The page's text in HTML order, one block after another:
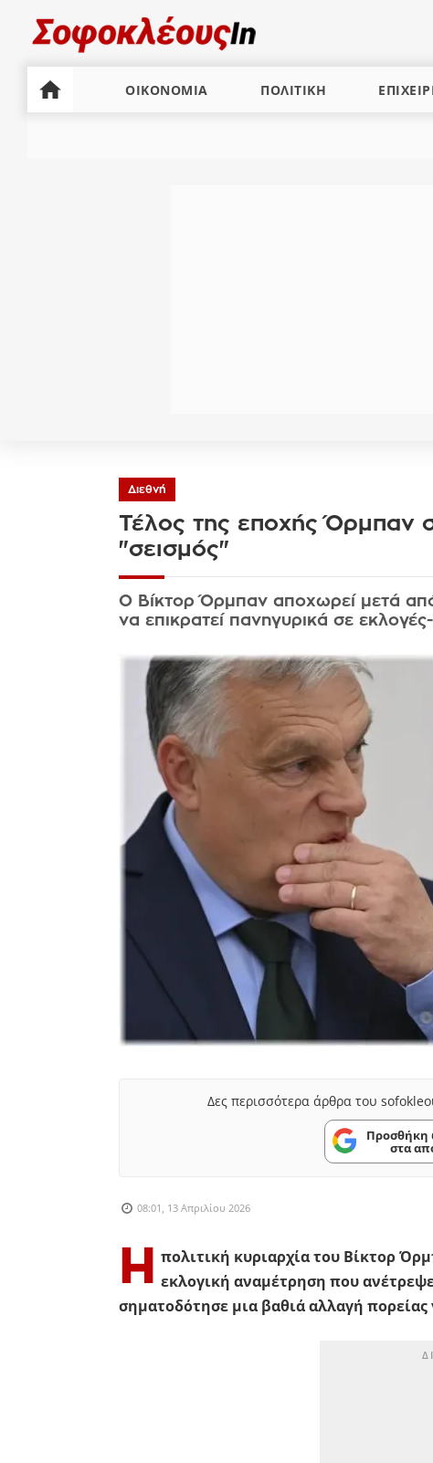
ΟΙΚΟΝΟΜΙΑ ΠΟΛΙΤΙΚΗ
Διεθνή
Τέλος της εποχής Όρμπαν
"σεισμός"
Ο Βίκτορ Όρμπαν αποχωρεί μετά
να επικρατεί πανηγυρικά σε
Δες περισσότερα άρθρα του
Προσθήκη
στα
08:01, 13 Απριλίου 2026
Η
πολιτική κυριαρχία του Βίκτορ
εκλογική αναμέτρηση που
σηματοδότησε μια βαθιά αλλαγή πορείας